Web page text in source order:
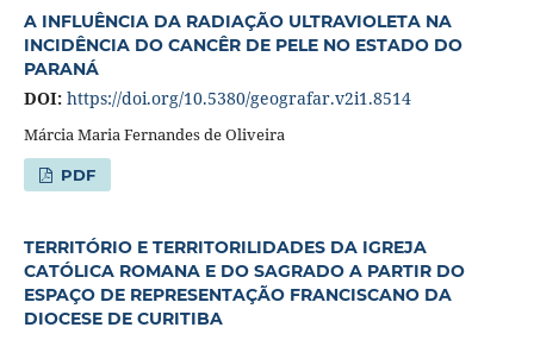
A INFLUÊNCIA DA RADIAÇÃO ULTRAVIOLETA NA
INCIDÊNCIA DO CANCÊR DE PELE NO ESTADO DO
PARANÁ
DOI: https://doi.org/10.5380/geografar.v2i1.8514
Márcia Maria Fernandes de Oliveira
PDF
TERRITÓRIO E TERRITORILIDADES DA IGREJA
CATÓLICA ROMANA E DO SAGRADO A PARTIR DO
ESPAÇO DE REPRESENTAÇÃO FRANCISCANO DA
DIOCESE DE CURITIBA